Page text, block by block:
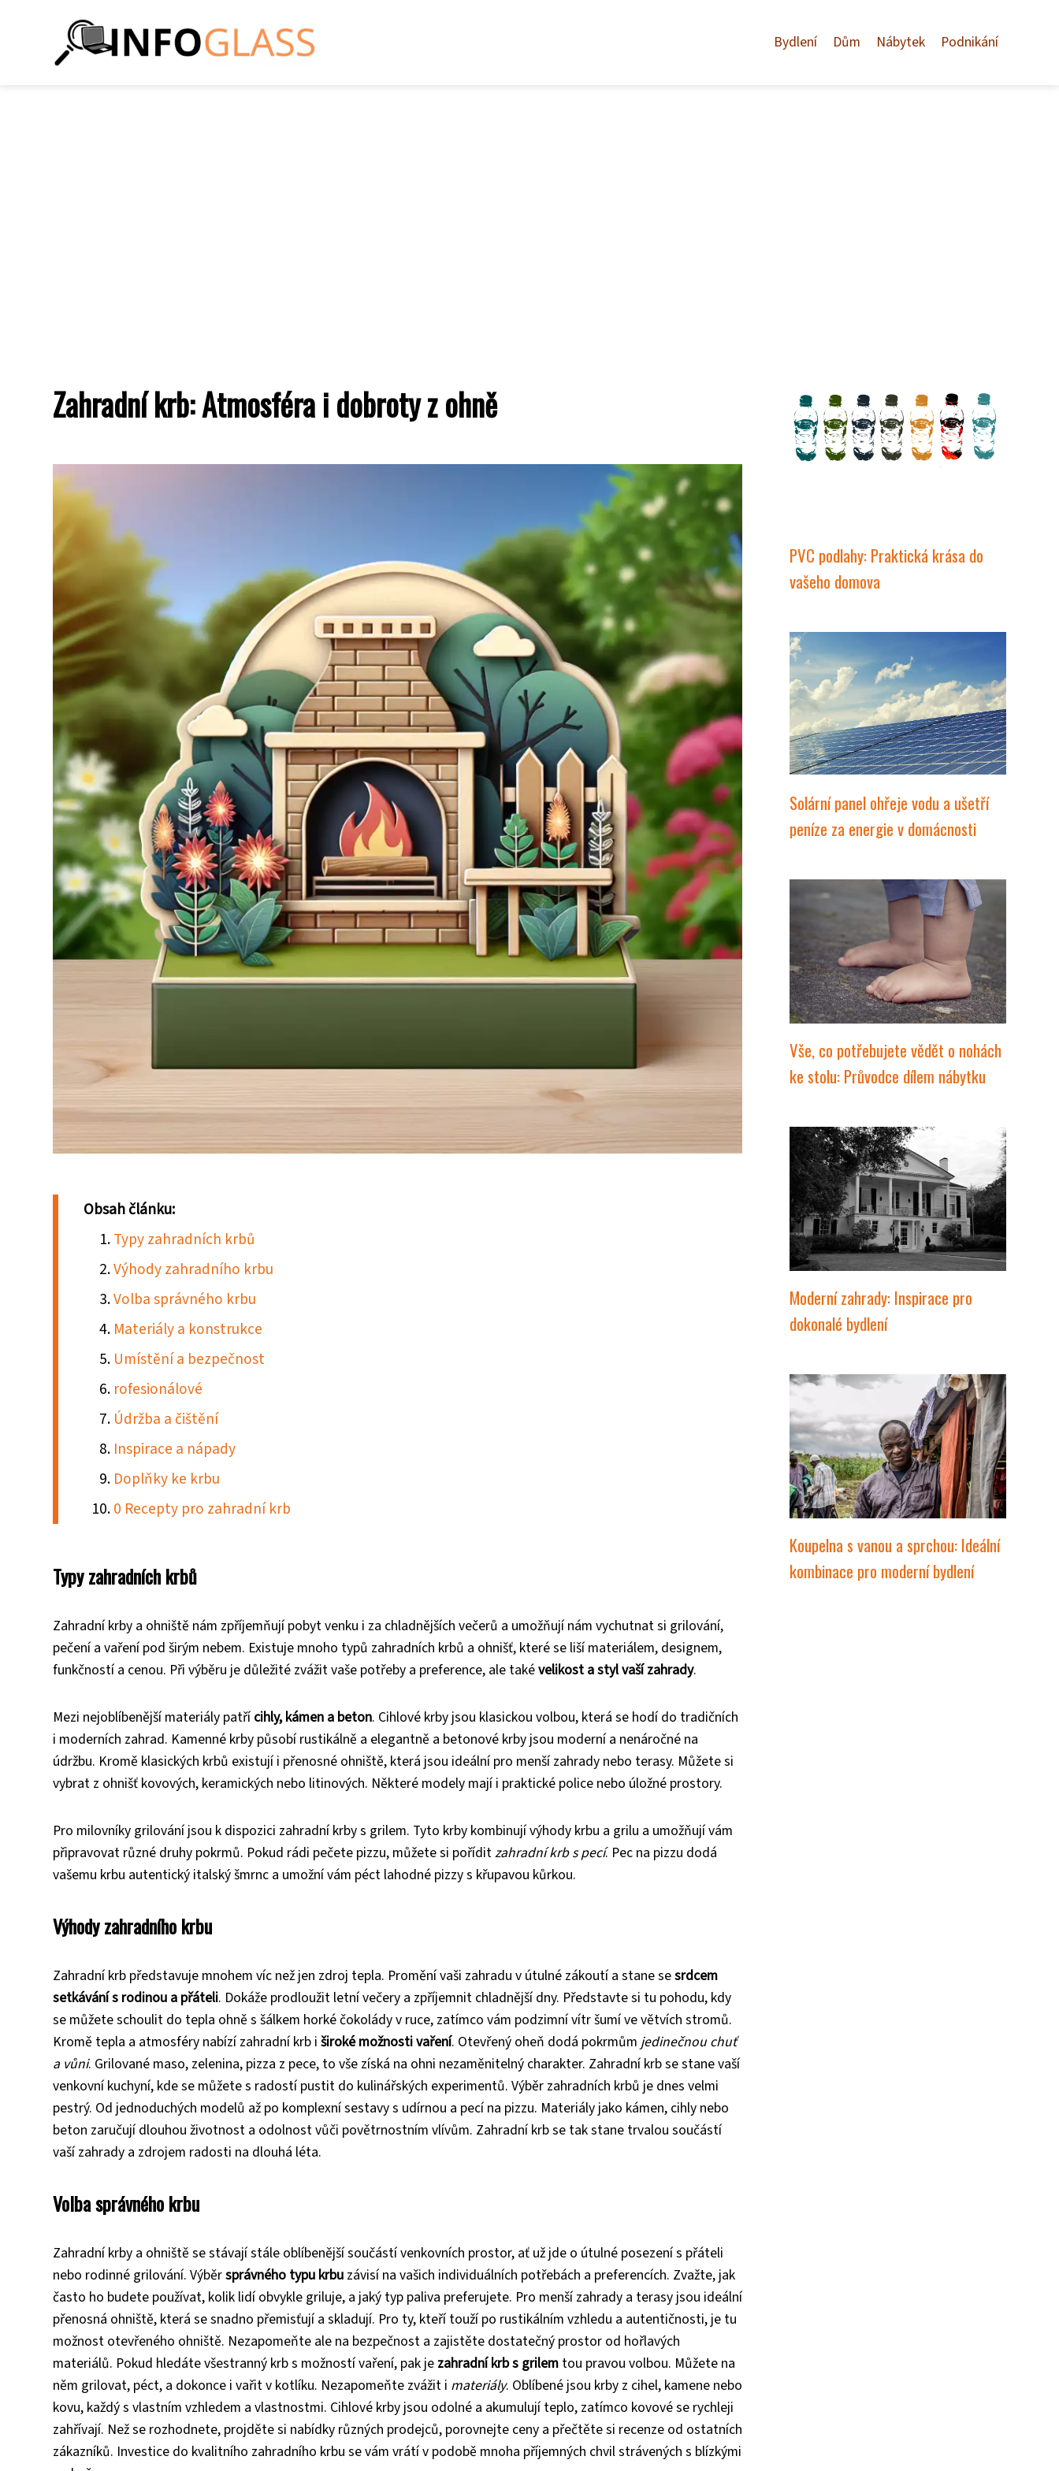
Bydlení Dům Nábytek Podnikání
Zahradní krb: Atmosféra i dobroty z ohně
Obsah článku:
Typy zahradních krbů
Výhody zahradního krbu
Volba správného krbu
Materiály a konstrukce
Umístění a bezpečnost
rofesionálové
Údržba a čištění
Inspirace a nápady
Doplňky ke krbu
0 Recepty pro zahradní krb
Typy zahradních krbů
Zahradní krby a ohniště nám zpříjemňují pobyt venku i za chladnějších večerů a umožňují nám vychutnat si grilování,
pečení a vaření pod širým nebem. Existuje mnoho typů zahradních krbů a ohnišť, které se liší materiálem, designem,
funkčností a cenou. Při výběru je důležité zvážit vaše potřeby a preference, ale takévelikost a styl vaší zahrady.
Mezi nejoblíbenější materiály patřícihly, kámen a beton. Cihlové krby jsou klasickou volbou, která se hodí do tradičních
i moderních zahrad. Kamenné krby působí rustikálně a elegantně a betonové krby jsou moderní a nenáročné na
údržbu. Kromě klasických krbů existují i přenosné ohniště, která jsou ideální pro menší zahrady nebo terasy. Můžete si
vybrat z ohnišť kovových, keramických nebo litinových. Některé modely mají i praktické police nebo úložné prostory.
Pro milovníky grilování jsou k dispozici zahradní krby s grilem. Tyto krby kombinují výhody krbu a grilu a umožňují vám
připravovat různé druhy pokrmů. Pokud rádi pečete pizzu, můžete si poříditzahradní krb s pecí. Pec na pizzu dodá
vašemu krbu autentický italský šmrnc a umožní vám péct lahodné pizzy s křupavou kůrkou.
Výhody zahradního krbu
Zahradní krb představuje mnohem víc než jen zdroj tepla. Promění vaši zahradu v útulné zákoutí a stane sesrdcem
setkávání s rodinou a přáteli. Dokáže prodloužit letní večery a zpříjemnit chladnější dny. Představte si tu pohodu, kdy
se můžete schoulit do tepla ohně s šálkem horké čokolády v ruce, zatímco vám podzimní vítr šumí ve větvích stromů.
Kromě tepla a atmosféry nabízí zahradní krb i široké možnosti vaření. Otevřený oheň dodá pokrmům jedinečnou chuť
a vůni. Grilované maso, zelenina, pizza z pece, to vše získá na ohni nezaměnitelný charakter. Zahradní krb se stane vaší
venkovní kuchyní, kde se můžete s radostí pustit do kulinářských experimentů. Výběr zahradních krbů je dnes velmi
pestrý. Od jednoduchých modelů až po komplexní sestavy s udírnou a pecí na pizzu. Materiály jako kámen, cihly nebo
beton zaručují dlouhou životnost a odolnost vůči povětrnostním vlívům. Zahradní krb se tak stane trvalou součástí
vaší zahrady a zdrojem radosti na dlouhá léta.
Volba správného krbu
Zahradní krby a ohniště se stávají stále oblíbenější součástí venkovních prostor, ať už jde o útulné posezení s přáteli
nebo rodinné grilování. Výběrsprávného typu krbu závisí na vašich individuálních potřebách a preferencích. Zvažte, jak
často ho budete používat, kolik lidí obvykle griluje, a jaký typ paliva preferujete. Pro menší zahrady a terasy jsou ideální
přenosná ohniště, která se snadno přemisťují a skladují. Pro ty, kteří touží po rustikálním vzhledu a autentičnosti, je tu
možnost otevřeného ohniště. Nezapomeňte ale na bezpečnost a zajistěte dostatečný prostor od hořlavých
materiálů. Pokud hledáte všestranný krb s možností vaření, pak je zahradní krb s grilem tou pravou volbou. Můžete na
něm grilovat, péct, a dokonce i vařit v kotlíku. Nezapomeňte zvážit i materiály. Oblíbené jsou krby z cihel, kamene nebo
kovu, každý s vlastním vzhledem a vlastnostmi. Cihlové krby jsou odolné a akumulují teplo, zatímco kovové se rychleji
zahřívají. Než se rozhodnete, projděte si nabídky různých prodejců, porovnejte ceny a přečtěte si recenze od ostatních
zákazníků. Investice do kvalitního zahradního krbu se vám vrátí v podobě mnoha příjemných chvil strávených s blízkými
PVC podlahy: Praktická krása do
vašeho domova
Solární panel ohřeje vodu a ušetří
peníze za energie v domácnosti
Vše, co potřebujete vědět o nohách
ke stolu: Průvodce dílem nábytku
Moderní zahrady: Inspirace pro
dokonalé bydlení
Koupelna s vanou a sprchou: Ideální
kombinace pro moderní bydlení